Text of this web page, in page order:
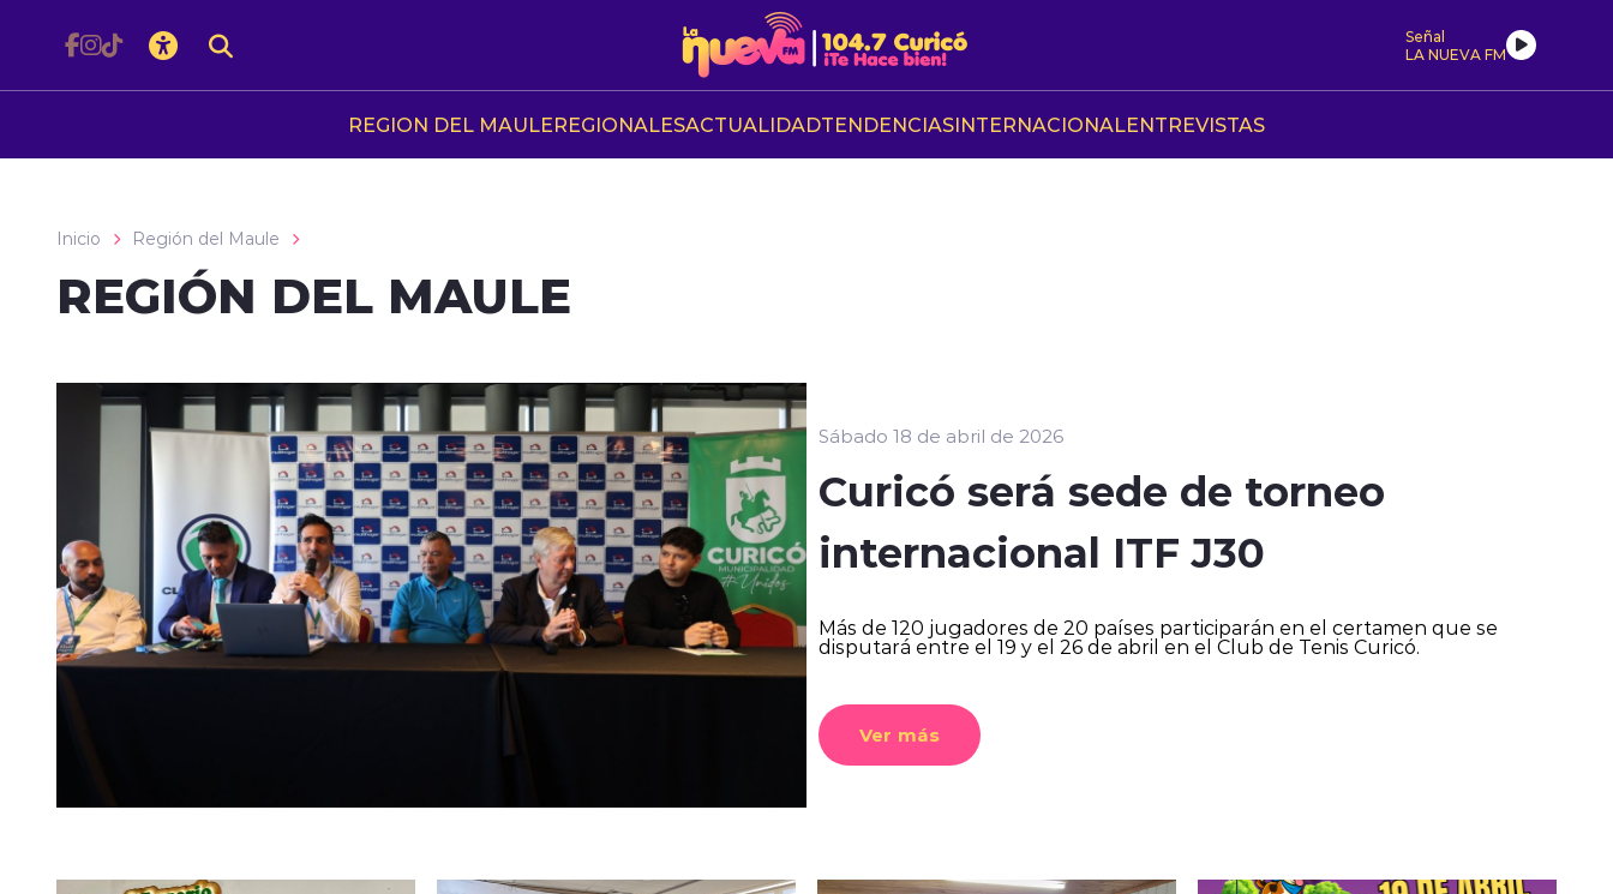
Señal
LA NUEVA FM
REGION DEL MAULEREGIONALESACTUALIDADTENDENCIASINTERNACIONALENTREVISTAS
Inicio Región del Maule
REGIÓN DEL MAULE
Sábado 18 de abril de 2026
Curicó será sede de torneo
internacional ITF J30
Más de 120 jugadores de 20 países participarán en el certamen que se
disputará entre el 19 y el 26 de abril en el Club de Tenis Curicó.
Ver más